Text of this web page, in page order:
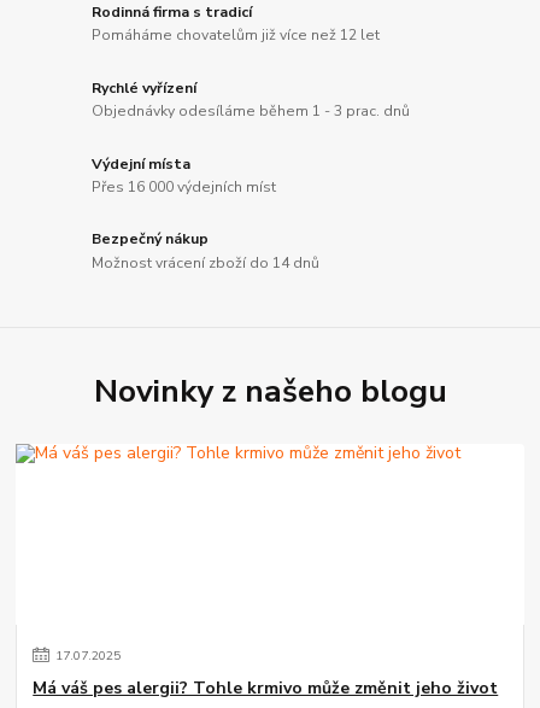
Rodinná firma s tradicí
Pomáháme chovatelům již více než 12 let
Rychlé vyřízení
Objednávky odesíláme během 1 - 3 prac. dnů
Výdejní místa
Přes 16 000 výdejních míst
Bezpečný nákup
Možnost vrácení zboží do 14 dnů
Novinky z našeho blogu
17.07.2025
Má váš pes alergii? Tohle krmivo může změnit jeho život